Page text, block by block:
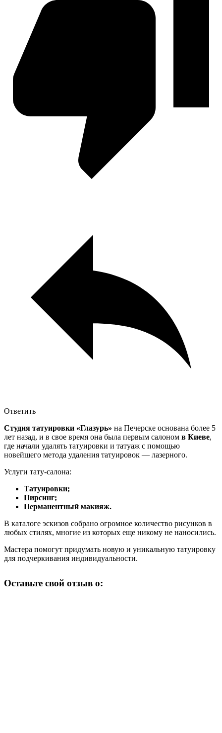
Ответить
Студия татуировки «Глазурь» на Печерске основана более 5
лет назад, и в свое время она была первым салоном в Киеве,
где начали удалять татуировки и татуаж с помощью
новейшего метода удаления татуировок — лазерного.
Услуги тату-салона:
Татуировки;
Пирсинг;
Перманентный макияж.
В каталоге эскизов собрано огромное количество рисунков в
любых стилях, многие из которых еще никому не наносились.
Мастера помогут придумать новую и уникальную татуировку
для подчеркивания индивидуальности.
Оставьте свой отзыв о: